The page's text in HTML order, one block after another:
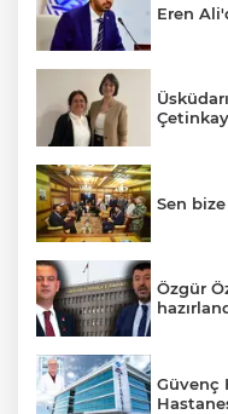
Eren
Sen
Özgür
Güvenç